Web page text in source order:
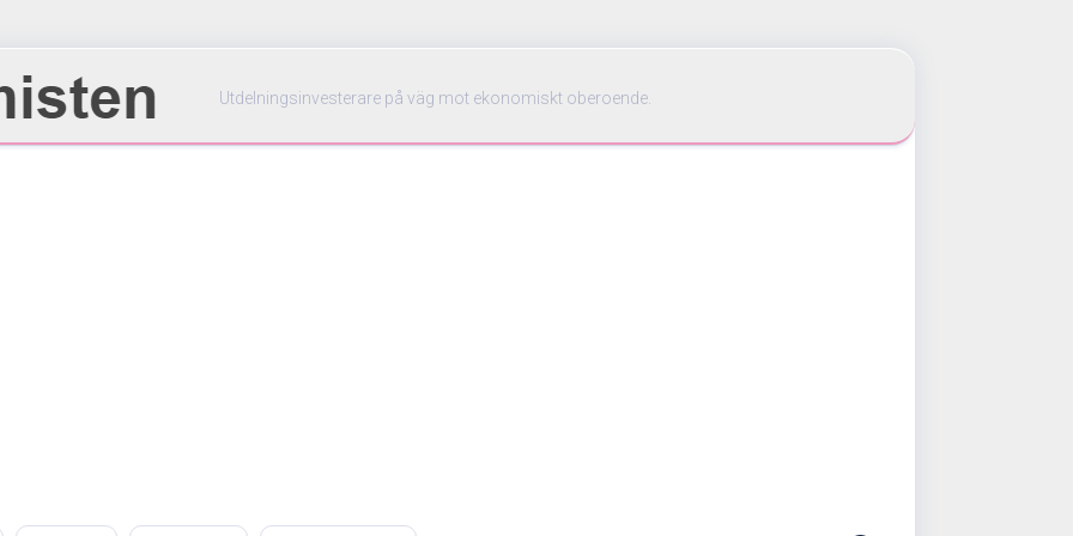
Utdelningsinvesterare på väg mot ekonomiskt oberoende.